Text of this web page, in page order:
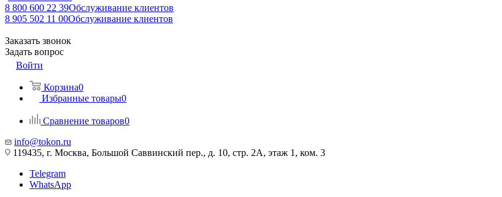
8 800 600 22 39Обслуживание клиентов
8 905 502 11 00Обслуживание клиентов
Заказать звонок
Задать вопрос
Войти
Корзина0
Избранные товары0
Сравнение товаров0
info@tokon.ru
119435, г. Москва, Большой Саввинский пер., д. 10, стр. 2А, этаж 1, ком. 3
Telegram
WhatsApp